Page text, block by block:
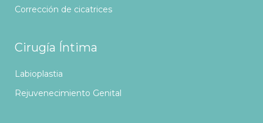
Corrección de cicatrices
Cirugía Íntima
Labioplastia
Rejuvenecimiento Genital